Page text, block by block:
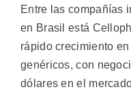
Entre las compañías
en Brasil está
rápido crecimiento
genéricos, con
dólares en el